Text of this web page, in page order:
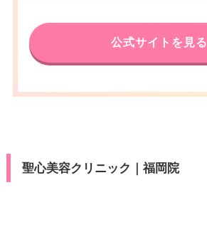
公式サイトを見る
聖心美容クリニック｜福岡院